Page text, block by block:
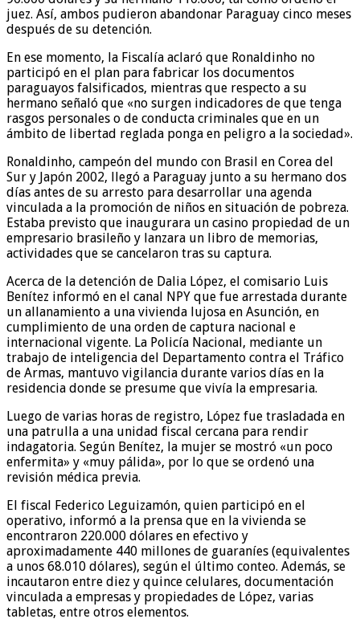
juez. Así, ambos pudieron abandonar Paraguay cinco meses
después de su detención.
En ese momento, la Fiscalía aclaró que Ronaldinho no
participó en el plan para fabricar los documentos
paraguayos falsificados, mientras que respecto a su
hermano señaló que «no surgen indicadores de que tenga
rasgos personales o de conducta criminales que en un
ámbito de libertad reglada ponga en peligro a la sociedad».
Ronaldinho, campeón del mundo con Brasil en Corea del
Sur y Japón 2002, llegó a Paraguay junto a su hermano dos
días antes de su arresto para desarrollar una agenda
vinculada a la promoción de niños en situación de pobreza.
Estaba previsto que inaugurara un casino propiedad de un
empresario brasileño y lanzara un libro de memorias,
actividades que se cancelaron tras su captura.
Acerca de la detención de Dalia López, el comisario Luis
Benítez informó en el canal NPY que fue arrestada durante
un allanamiento a una vivienda lujosa en Asunción, en
cumplimiento de una orden de captura nacional e
internacional vigente. La Policía Nacional, mediante un
trabajo de inteligencia del Departamento contra el Tráfico
de Armas, mantuvo vigilancia durante varios días en la
residencia donde se presume que vivía la empresaria.
Luego de varias horas de registro, López fue trasladada en
una patrulla a una unidad fiscal cercana para rendir
indagatoria. Según Benítez, la mujer se mostró «un poco
enfermita» y «muy pálida», por lo que se ordenó una
revisión médica previa.
El fiscal Federico Leguizamón, quien participó en el
operativo, informó a la prensa que en la vivienda se
encontraron 220.000 dólares en efectivo y
aproximadamente 440 millones de guaraníes (equivalentes
a unos 68.010 dólares), según el último conteo. Además, se
incautaron entre diez y quince celulares, documentación
vinculada a empresas y propiedades de López, varias
tabletas, entre otros elementos.